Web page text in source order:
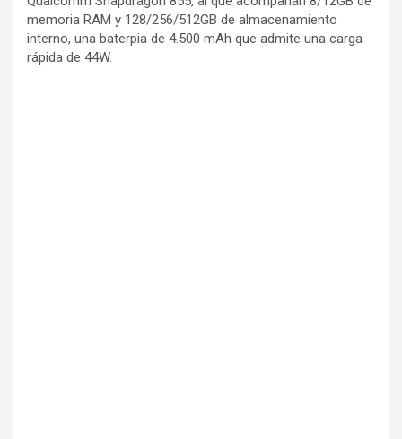
memoria RAM y 128/256/512GB de almacenamiento
interno, una baterpia de 4.500 mAh que admite una carga
rápida de 44W.